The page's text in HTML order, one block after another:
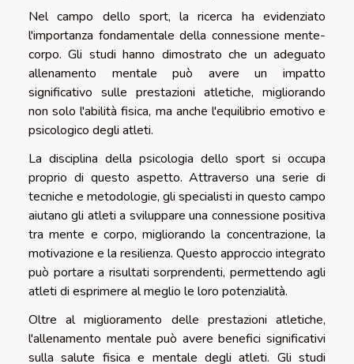
Nel campo dello sport, la ricerca ha evidenziato
l'importanza fondamentale della connessione mente-
corpo. Gli studi hanno dimostrato che un adeguato
allenamento mentale può avere un impatto
significativo sulle prestazioni atletiche, migliorando
non solo l'abilità fisica, ma anche l'equilibrio emotivo e
psicologico degli atleti.
La disciplina della psicologia dello sport si occupa
proprio di questo aspetto. Attraverso una serie di
tecniche e metodologie, gli specialisti in questo campo
aiutano gli atleti a sviluppare una connessione positiva
tra mente e corpo, migliorando la concentrazione, la
motivazione e la resilienza. Questo approccio integrato
può portare a risultati sorprendenti, permettendo agli
atleti di esprimere al meglio le loro potenzialità.
Oltre al miglioramento delle prestazioni atletiche,
l'allenamento mentale può avere benefici significativi
sulla salute fisica e mentale degli atleti. Gli studi